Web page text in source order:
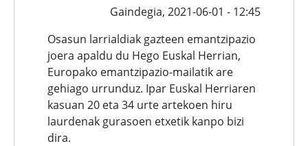
Gaindegia, 2021-06-01 - 12:45
Osasun larrialdiak gazteen emantzipazio
joera apaldu du Hego Euskal Herrian,
Europako emantzipazio-mailatik are
gehiago urrunduz. Ipar Euskal Herriaren
kasuan 20 eta 34 urte artekoen hiru
laurdenak gurasoen etxetik kanpo bizi
dira.